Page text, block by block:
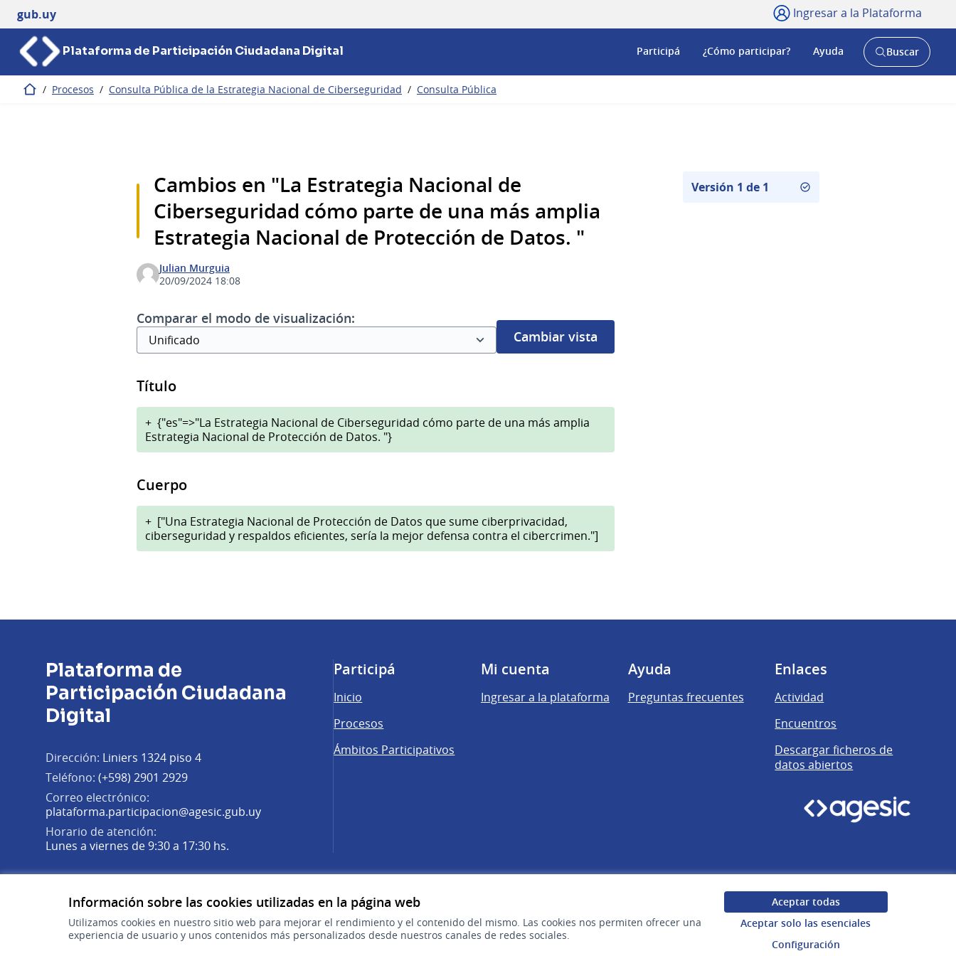
Información sobre las cookies utilizadas en la página web
Utilizamos cookies en nuestro sitio web para mejorar el rendimiento y el contenido del mismo. Las cookies nos permiten ofrecer una
experiencia de usuario y unos contenidos más personalizados desde nuestros canales de redes sociales.
Aceptar todas
Aceptar solo las esenciales
Configuración
gub.uy Ingresar a la Plataforma
Plataforma de Participación Ciudadana Digital Participá ¿Cómo participar? Ayuda
AbrirBuscar
Inicio / Procesos / Consulta Pública de la Estrategia Nacional de Ciberseguridad / Consulta Pública
Cambios en "La Estrategia Nacional de
Ciberseguridad cómo parte de una más amplia
Estrategia Nacional de Protección de Datos. "
Julian Murguia
20/09/2024 18:08
Comparar el modo de visualización:
Cambiar vista
Título
+ {"es"=>"La Estrategia Nacional de Ciberseguridad cómo parte de una más amplia
Estrategia Nacional de Protección de Datos. "}
Cuerpo
+ ["Una Estrategia Nacional de Protección de Datos que sume ciberprivacidad,
ciberseguridad y respaldos eficientes, sería la mejor defensa contra el cibercrimen."]
Versión 1 de 1
Plataforma de
Participación Ciudadana
Digital
Dirección: Liniers 1324 piso 4
Teléfono: (+598) 2901 2929
Correo electrónico:
plataforma.participacion@agesic.gub.uy(Abrir en una pestaña nueva)
Horario de atención:
Lunes a viernes de 9:30 a 17:30 hs.
(Enlace externo)
(Enlace externo)
(Enlace externo)
Participá
Inicio
Procesos
Ámbitos Participativos
Mi cuenta
Ingresar a la plataforma
Ayuda
Preguntas frecuentes
Enlaces
Actividad
Encuentros
Descargar ficheros de
datos abiertos
Web creada con